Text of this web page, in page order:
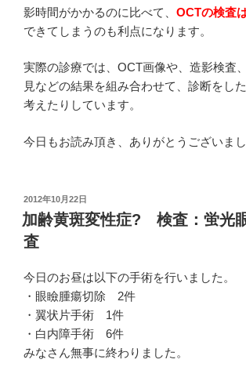
影時間がかかるのに比べて、 OCTの検査
できてしまうのも利点になります。
実際の診療では、OCT画像や、造影検査
見などの結果を組み合わせて、診断をし
考えたりしています。
今日もお読み頂き、ありがとうございまし
投
稿
日:
2012年10月22日
加齢黄斑変性症? 検査：蛍光
査
今日のお昼は以下の手術を行いました。
・眼瞼腫瘍切除 2件
・翼状片手術 1件
・白内障手術 6件
みなさん無事に終わりました。